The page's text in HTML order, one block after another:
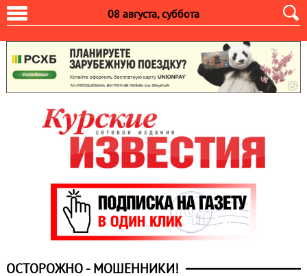
08 августа, суббота
ОСТОРОЖНО - МОШЕННИКИ!